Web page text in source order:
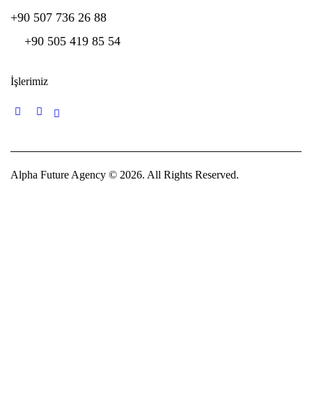
+90 507 736 26 88
+90 505 419 85 54
İşlerimiz
Alpha Future Agency © 2026. All Rights Reserved.